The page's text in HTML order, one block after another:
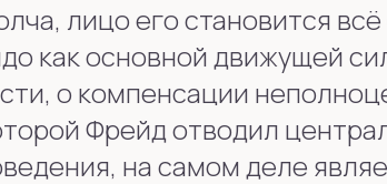
лицо его становится
как основной движущей
о компенсации
Фрейд отводил
на самом деле